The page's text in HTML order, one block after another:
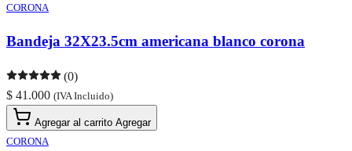
CORONA
Bandeja 32X23.5cm americana blanco corona
(0)
$ 41.000 (IVA Incluido)
Agregar al carrito Agregar
CORONA